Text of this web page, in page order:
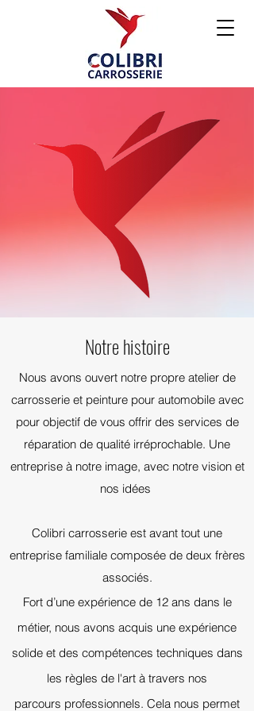
Notre histoire
Nous avons ouvert notre propre atelier de
carrosserie et peinture pour automobile avec
pour objectif de vous offrir des services de
réparation de qualité irréprochable. Une
entreprise à notre image, avec notre vision et
nos idées
Colibri carrosserie est avant tout une
entreprise familiale composée de deux frères
associés.
Fort d’une expérience de 12 ans dans le
métier, nous avons acquis une expérience
solide et des compétences techniques dans
les règles de l'art à travers nos
parcours professionnels. Cela nous permet